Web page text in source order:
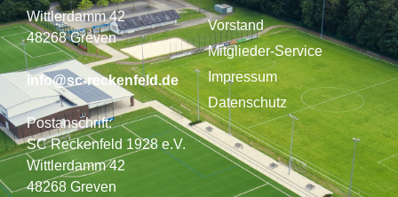
Wittlerdamm 42
48268 Greven
info@sc-reckenfeld.de
Postanschrift:
SC Reckenfeld 1928 e.V.
Wittlerdamm 42
48268 Greven
Vorstand
Mitglieder-Service
Impressum
Datenschutz